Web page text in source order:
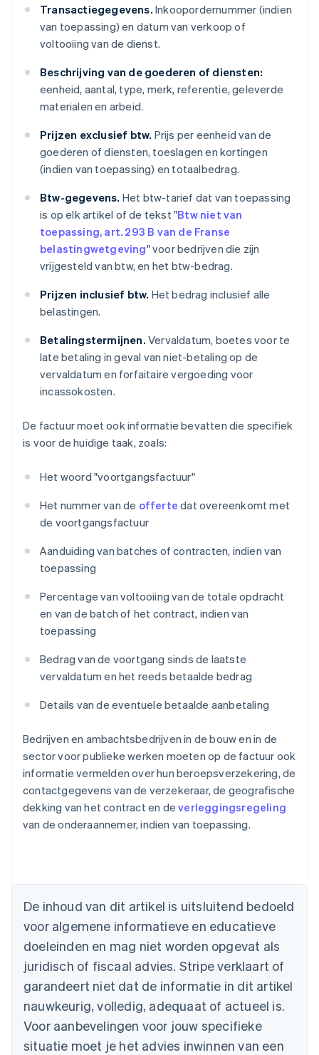
Transactiegegevens. Inkoopordernummer (indien
van toepassing) en datum van verkoop of
voltooiing van de dienst.
Beschrijving van de goederen of diensten:
eenheid, aantal, type, merk, referentie, geleverde
materialen en arbeid.
Prijzen exclusief btw. Prijs per eenheid van de
goederen of diensten, toeslagen en kortingen
(indien van toepassing) en totaalbedrag.
Btw-gegevens. Het btw-tarief dat van toepassing
is op elk artikel of de tekst "Btw niet van
toepassing, art. 293 B van de Franse
belastingwetgeving" voor bedrijven die zijn
vrijgesteld van btw, en het btw-bedrag.
Prijzen inclusief btw. Het bedrag inclusief alle
belastingen.
Betalingstermijnen. Vervaldatum, boetes voor te
late betaling in geval van niet-betaling op de
vervaldatum en forfaitaire vergoeding voor
incassokosten.
De factuur moet ook informatie bevatten die specifiek
is voor de huidige taak, zoals:
Het woord "voortgangsfactuur"
Het nummer van de offerte dat overeenkomt met
de voortgangsfactuur
Aanduiding van batches of contracten, indien van
toepassing
Percentage van voltooiing van de totale opdracht
en van de batch of het contract, indien van
toepassing
Bedrag van de voortgang sinds de laatste
vervaldatum en het reeds betaalde bedrag
Details van de eventuele betaalde aanbetaling
Bedrijven en ambachtsbedrijven in de bouw en in de
sector voor publieke werken moeten op de factuur ook
informatie vermelden over hun beroepsverzekering, de
contactgegevens van de verzekeraar, de geografische
dekking van het contract en deverleggingsregeling
van de onderaannemer, indien van toepassing.
De inhoud van dit artikel is uitsluitend bedoeld
voor algemene informatieve en educatieve
doeleinden en mag niet worden opgevat als
juridisch of fiscaal advies. Stripe verklaart of
garandeert niet dat de informatie in dit artikel
nauwkeurig, volledig, adequaat of actueel is.
Voor aanbevelingen voor jouw specifieke
situatie moet je het advies inwinnen van een
Australië
English
België
NederlandsFrançaisDeutschEnglish
Brazilië
Bulgarije
English
Canada
EnglishFrançais
Cyprus
English